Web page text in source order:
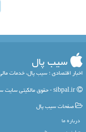
سیب پال
اخبار اقتصادی ؛ سیب پال، خدمات
صفحات سیب پال
درباره ما